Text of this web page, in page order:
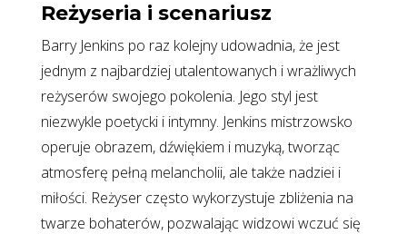
Reżyseria i scenariusz
Barry Jenkins po raz kolejny udowadnia, że jest
jednym z najbardziej utalentowanych i wrażliwych
reżyserów swojego pokolenia. Jego styl jest
niezwykle poetycki i intymny. Jenkins mistrzowsko
operuje obrazem, dźwiękiem i muzyką, tworząc
atmosferę pełną melancholii, ale także nadziei i
miłości. Reżyser często wykorzystuje zbliżenia na
twarze bohaterów, pozwalając widzowi wczuć się